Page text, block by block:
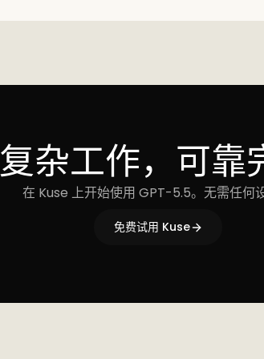
复杂工作，可靠
在 Kuse 上开始使用 GPT-5.5。无需任何设
免费试用 Kuse